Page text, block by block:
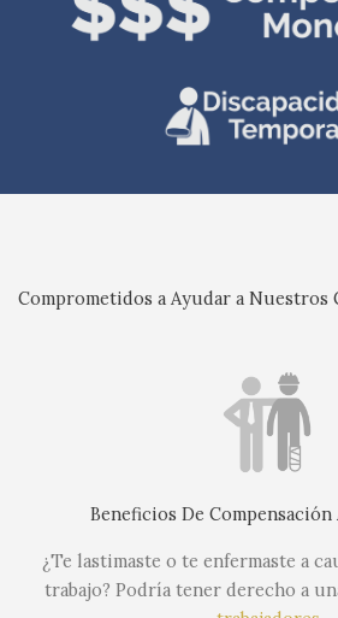
Comprometidos a Ayudar a Nuestros
Beneficios De
¿Te lastimaste o te enfermaste a
trabajo? Podría tener derecho a